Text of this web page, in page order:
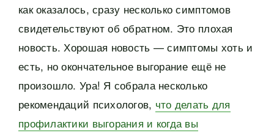
как оказалось, сразу несколько симптомов
свидетельствуют об обратном. Это плохая
новость. Хорошая новость — симптомы хоть и
есть, но окончательное выгорание ещё не
произошло. Ура! Я собрала несколько
рекомендаций психологов, что делать для
профилактики выгорания и когда вы